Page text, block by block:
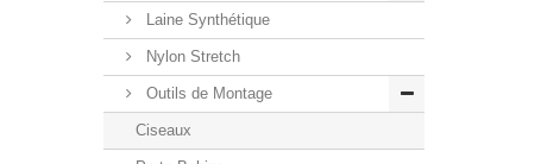
Laine Synthétique
Nylon Stretch
Outils de Montage
Ciseaux